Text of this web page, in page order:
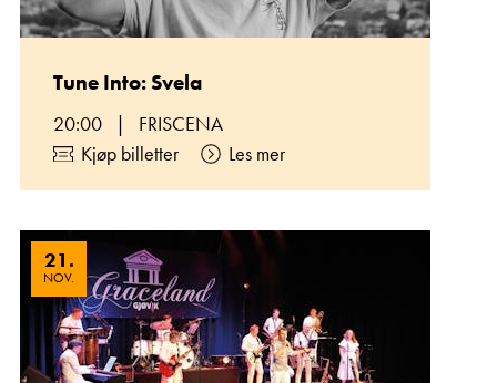
Tune Into: Svela
20:00 |
FRISCENA
Kjøp billetter
Les mer
21 .
NOV.